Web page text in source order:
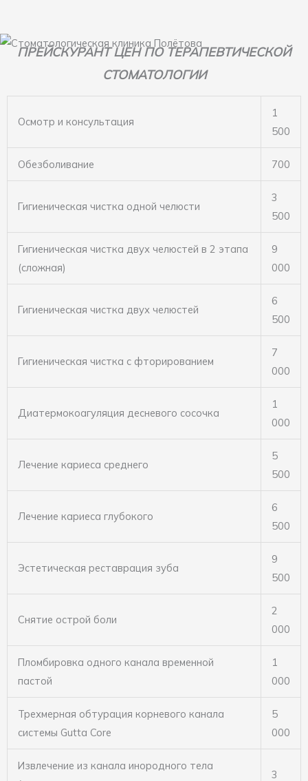
ПРЕЙСКУРАНТ ЦЕН ПО ТЕРАПЕВТИЧЕСКОЙ
СТОМАТОЛОГИИ
Осмотр и консультация
1
500
Обезболивание 700
Гигиеническая чистка одной челюсти
3
500
Гигиеническая чистка двух челюстей в 2 этапа
(сложная)
9
000
Гигиеническая чистка двух челюстей
6
500
Гигиеническая чистка с фторированием
7
000
Диатермокоагуляция десневого сосочка
1
000
Лечение кариеса среднего
5
500
Лечение кариеса глубокого
6
500
Эстетическая реставрация зуба
9
500
Снятие острой боли
2
000
Пломбировка одного канала временной
пастой
1
000
Трехмерная обтурация корневого канала
системы Gutta Core
5
000
Извлечение из канала инородного тела
3